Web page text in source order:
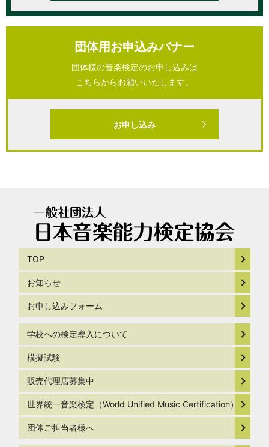
団体用お申込みバナー
団体様の音楽検定のお申し込みは
こちらからお願いいたします。
お申し込み
TOP
お知らせ
お申し込みフォーム
学校への検定導入について
模擬試験
販売代理店募集中
世界統一音楽検定（World Unified Music Certification）
団体ご担当者様へ